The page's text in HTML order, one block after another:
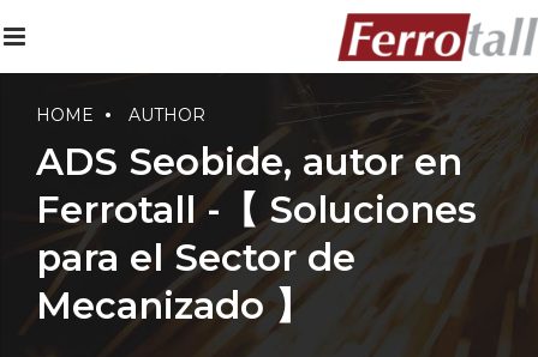
HOME AUTHOR
ADS Seobide, autor en
Ferrotall -【 Soluciones
para el Sector de
Mecanizado 】